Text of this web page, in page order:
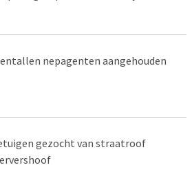
nepagenten aangehouden
gezocht van straatroof